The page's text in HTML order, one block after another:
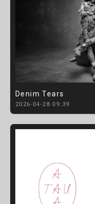
Denim Tears
2026-04-28 09:39